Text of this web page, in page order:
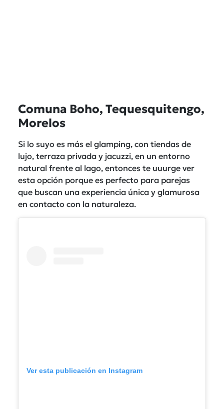
Comuna Boho, Tequesquitengo,
Morelos
Si lo suyo es más el glamping, con tiendas de
lujo, terraza privada y jacuzzi, en un entorno
natural frente al lago, entonces te uuurge ver
esta opción porque es perfecto para parejas
que buscan una experiencia única y glamurosa
en contacto con la naturaleza.
Ver esta publicación en Instagram